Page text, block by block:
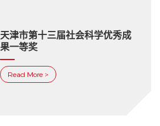
天津市第十三届社会科学优秀成
果一等奖
Read More >